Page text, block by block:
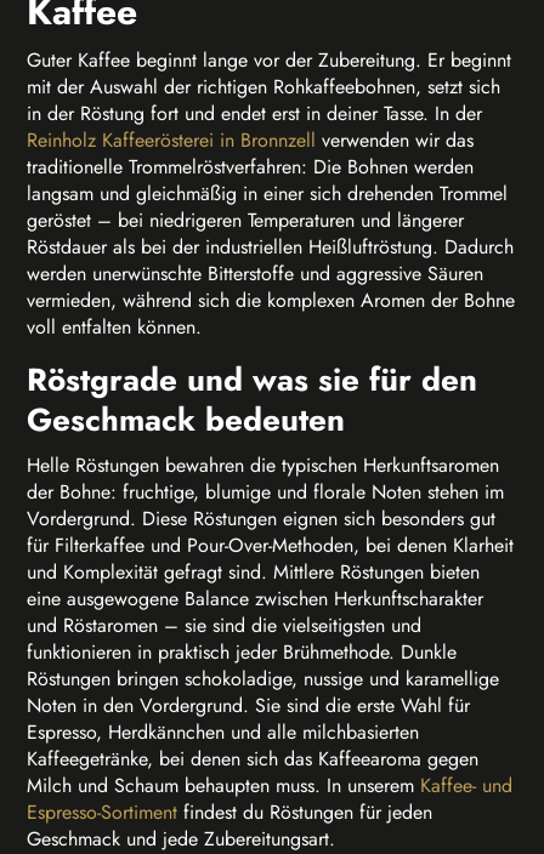
Kaffee
Guter Kaffee beginnt lange vor der Zubereitung. Er beginnt
mit der Auswahl der richtigen Rohkaffeebohnen, setzt sich
in der Röstung fort und endet erst in deiner Tasse. In der
Reinholz Kaffeerösterei in Bronnzell verwenden wir das
traditionelle Trommelröstverfahren: Die Bohnen werden
langsam und gleichmäßig in einer sich drehenden Trommel
geröstet – bei niedrigeren Temperaturen und längerer
Röstdauer als bei der industriellen Heißluftröstung. Dadurch
werden unerwünschte Bitterstoffe und aggressive Säuren
vermieden, während sich die komplexen Aromen der Bohne
voll entfalten können.
Röstgrade und was sie für den
Geschmack bedeuten
Helle Röstungen bewahren die typischen Herkunftsaromen
der Bohne: fruchtige, blumige und florale Noten stehen im
Vordergrund. Diese Röstungen eignen sich besonders gut
für Filterkaffee und Pour-Over-Methoden, bei denen Klarheit
und Komplexität gefragt sind. Mittlere Röstungen bieten
eine ausgewogene Balance zwischen Herkunftscharakter
und Röstaromen – sie sind die vielseitigsten und
funktionieren in praktisch jeder Brühmethode. Dunkle
Röstungen bringen schokoladige, nussige und karamellige
Noten in den Vordergrund. Sie sind die erste Wahl für
Espresso, Herdkännchen und alle milchbasierten
Kaffeegetränke, bei denen sich das Kaffeearoma gegen
Milch und Schaum behaupten muss. In unserem Kaffee- und
Espresso-Sortiment findest du Röstungen für jeden
Geschmack und jede Zubereitungsart.